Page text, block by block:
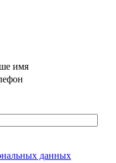
имя
данных